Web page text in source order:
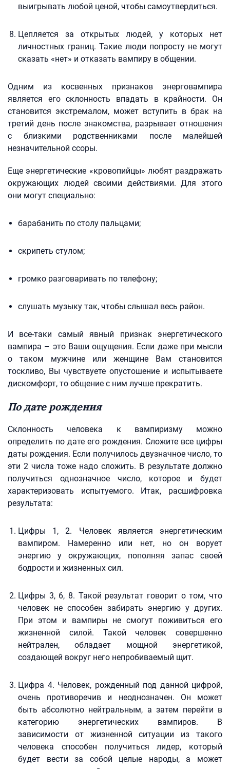
выигрывать любой ценой, чтобы самоутвердиться.
Цепляется за открытых людей, у которых нет
личностных границ. Такие люди попросту не могут
сказать «нет» и отказать вампиру в общении.
Одним из косвенных признаков энерговампира
является его склонность впадать в крайности. Он
становится экстремалом, может вступить в брак на
третий день после знакомства, разрывает отношения
с близкими родственниками после малейшей
незначительной ссоры.
Еще энергетические «кровопийцы» любят раздражать
окружающих людей своими действиями. Для этого
они могут специально:
барабанить по столу пальцами;
скрипеть стулом;
громко разговаривать по телефону;
слушать музыку так, чтобы слышал весь район.
И все-таки самый явный признак энергетического
вампира – это Ваши ощущения. Если даже при мысли
о таком мужчине или женщине Вам становится
тоскливо, Вы чувствуете опустошение и испытываете
дискомфорт, то общение с ним лучше прекратить.
По дате рождения
Склонность человека к вампиризму можно
определить по дате его рождения. Сложите все цифры
даты рождения. Если получилось двузначное число, то
эти 2 числа тоже надо сложить. В результате должно
получиться однозначное число, которое и будет
характеризовать испытуемого. Итак, расшифровка
результата:
Цифры 1, 2. Человек является энергетическим
вампиром. Намеренно или нет, но он ворует
энергию у окружающих, пополняя запас своей
бодрости и жизненных сил.
Цифры 3, 6, 8. Такой результат говорит о том, что
человек не способен забирать энергию у других.
При этом и вампиры не смогут поживиться его
жизненной силой. Такой человек совершенно
нейтрален, обладает мощной энергетикой,
создающей вокруг него непробиваемый щит.
Цифра 4. Человек, рожденный под данной цифрой,
очень противоречив и неоднозначен. Он может
быть абсолютно нейтральным, а затем перейти в
категорию энергетических вампиров. В
зависимости от жизненной ситуации из такого
человека способен получиться лидер, который
будет вести за собой целые народы, а может